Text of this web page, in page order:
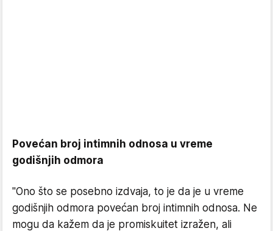
Povećan broj intimnih odnosa u vreme
godišnjih odmora
"Ono što se posebno izdvaja, to je da je u vreme
godišnjih odmora povećan broj intimnih odnosa. Ne
mogu da kažem da je promiskuitet izražen, ali